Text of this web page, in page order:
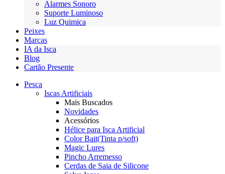
Alarmes Sonoro
Suporte Luminoso
Luz Quimica
Peixes
Marcas
IA da Isca
Blog
Cartão Presente
Pesca
Iscas Artificiais
Mais Buscados
Novidades
Acessórios
Hélice para Isca Artificial
Color Bait(Tinta p/soft)
Magic Lures
Pincho Arremesso
Cerdas de Saia de Silicone